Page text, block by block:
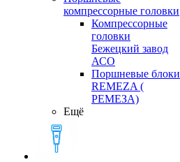
компрессорные головки
Компрессорные
головки
Бежецкий завод
АСО
Поршневые блоки
REMEZA (
РЕМЕЗА)
Ещё